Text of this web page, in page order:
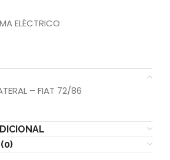
ELÉCTRICO
– FIAT 72/86